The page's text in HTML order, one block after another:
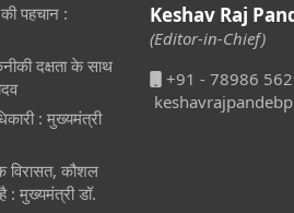
पहचान :
दक्षता के साथ
: मुख्यमंत्री
विरासत, कौशल
: मुख्यमंत्री डॉ.
Keshav Raj
(Editor-in-Chief)
+91 - 78986